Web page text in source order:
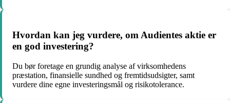
Hvordan kan jeg vurdere, om Audientes aktie er
en god investering?
Du bør foretage en grundig analyse af virksomhedens
præstation, finansielle sundhed og fremtidsudsigter, samt
vurdere dine egne investeringsmål og risikotolerance.